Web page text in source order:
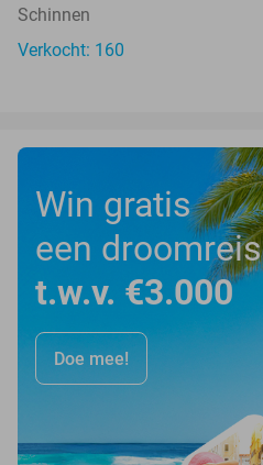
Schinnen
Verkocht: 160
Win gratis
een droomreis
t.w.v. €3.000
Doe mee!